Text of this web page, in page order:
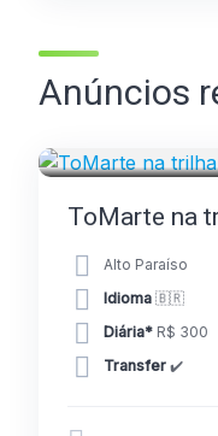
Anúncios
ToMarte na
Alto Paraíso
Idioma 🇧🇷
Diária* R$ 300
Transfer ✔️